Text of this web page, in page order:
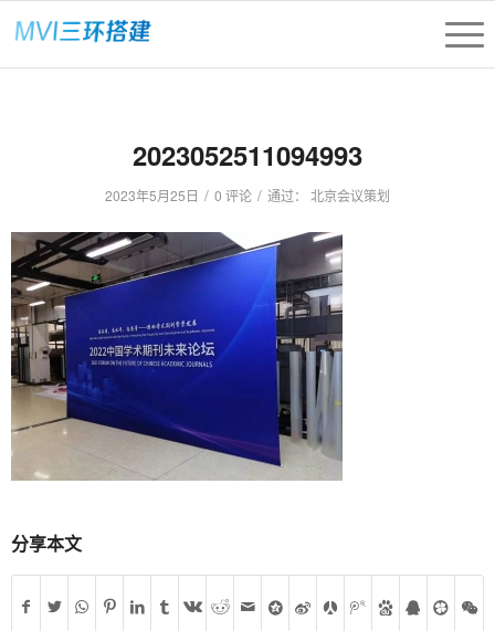
2023052511094993
2023年5月25日 / 0 评论 / 通过： 北京会议策划
分享本文